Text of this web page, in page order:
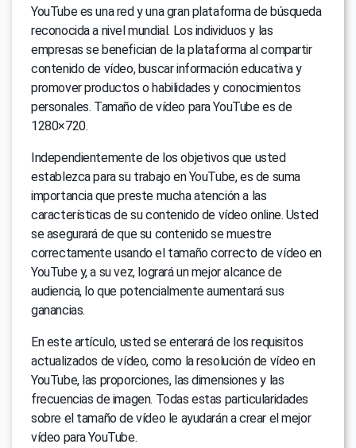
YouTube es una red y una gran plataforma de búsqueda
reconocida a nivel mundial. Los individuos y las
empresas se benefician de la plataforma al compartir
contenido de vídeo, buscar información educativa y
promover productos o habilidades y conocimientos
personales. Tamaño de vídeo para YouTube es de
1280×720.
Independientemente de los objetivos que usted
establezca para su trabajo en YouTube, es de suma
importancia que preste mucha atención a las
características de su contenido de vídeo online. Usted
se asegurará de que su contenido se muestre
correctamente usando el tamaño correcto de vídeo en
YouTube y, a su vez, logrará un mejor alcance de
audiencia, lo que potencialmente aumentará sus
ganancias.
En este artículo, usted se enterará de los requisitos
actualizados de vídeo, como la resolución de vídeo en
YouTube, las proporciones, las dimensiones y las
frecuencias de imagen. Todas estas particularidades
sobre el tamaño de vídeo le ayudarán a crear el mejor
vídeo para YouTube.